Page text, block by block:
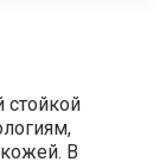
стойкой
В